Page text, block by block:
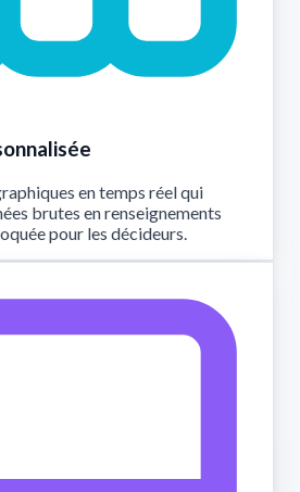
en temps réel qui
brutes en renseignements
pour les décideurs.